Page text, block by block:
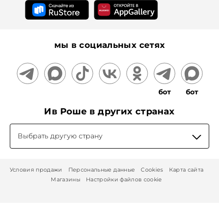
мы в социальных сетях
бот бот
Ив Роше в других странах
Выбрать другую страну
Условия продажи Персональные данные Cookies
Карта сайта
Магазины
Настройки файлов cookie